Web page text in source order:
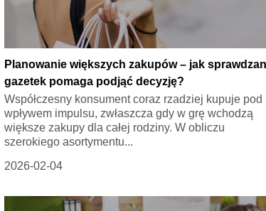
Planowanie większych zakupów – jak
gazetek pomaga podjąć decyzję?
Współczesny konsument coraz rzadziej kupuje pod
wpływem impulsu, zwłaszcza gdy w grę wchodzą
większe zakupy dla całej rodziny. W obliczu
szerokiego asortymentu...
2026-02-04